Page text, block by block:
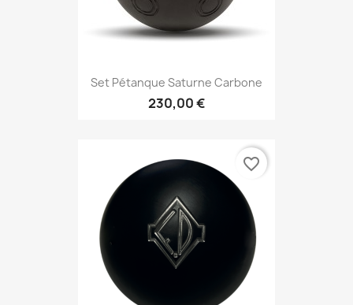
Set Pétanque Saturne Carbone
230,00 €
favorite_border